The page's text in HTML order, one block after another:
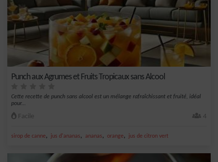
Punch aux Agrumes et Fruits Tropicaux sans Alcool
Cette recette de punch sans alcool est un mélange rafraîchissant et fruité, idéal
pour...
Facile 4
sirop de canne, jus d'ananas, ananas, orange, jus de citron vert